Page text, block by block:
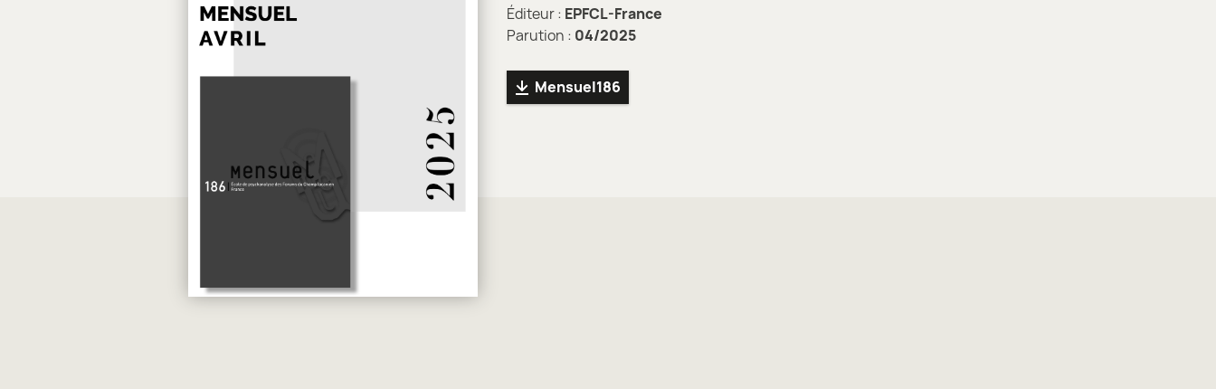
Éditeur : EPFCL-France
Parution : 04/2025
Mensuel186